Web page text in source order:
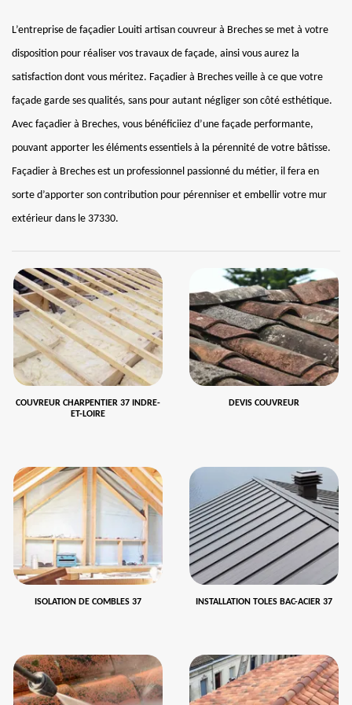
L’entreprise de façadier Louiti artisan couvreur à Breches se met à votre
disposition pour réaliser vos travaux de façade, ainsi vous aurez la
satisfaction dont vous méritez. Façadier à Breches veille à ce que votre
façade garde ses qualités, sans pour autant négliger son côté esthétique.
Avec façadier à Breches, vous bénéficiiez d’une façade performante,
pouvant apporter les éléments essentiels à la pérennité de votre bâtisse.
Façadier à Breches est un professionnel passionné du métier, il fera en
sorte d’apporter son contribution pour pérenniser et embellir votre mur
extérieur dans le 37330.
COUVREUR CHARPENTIER 37 INDRE-
ET-LOIRE
DEVIS COUVREUR
ISOLATION DE COMBLES 37 INSTALLATION TOLES BAC-ACIER 37